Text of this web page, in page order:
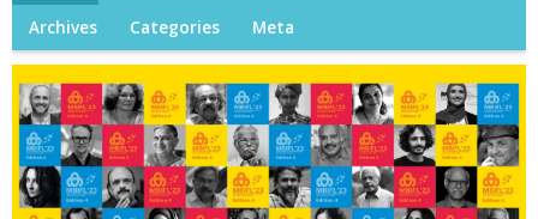
Archives Categories Meta